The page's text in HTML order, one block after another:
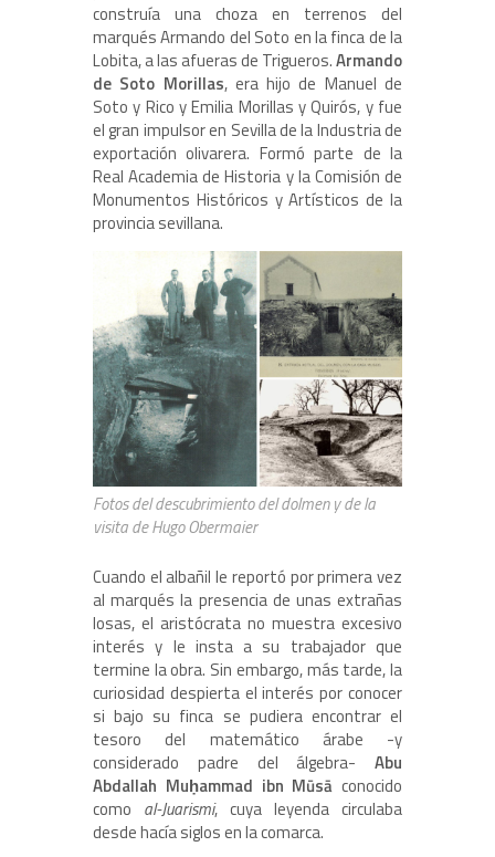
construía una choza en terrenos del
marqués Armando del Soto en la finca de la
Lobita, a las afueras de Trigueros.Armando
de Soto Morillas, era hijo de Manuel de
Soto y Rico y Emilia Morillas y Quirós, y fue
el gran impulsor en Sevilla de la Industria de
exportación olivarera. Formó parte de la
Real Academia de Historia y la Comisión de
Monumentos Históricos y Artísticos de la
provincia sevillana.
Fotos del descubrimiento del dolmen y de la
visita de Hugo Obermaier
Cuando el albañil le reportó por primera vez
al marqués la presencia de unas extrañas
losas, el aristócrata no muestra excesivo
interés y le insta a su trabajador que
termine la obra. Sin embargo, más tarde, la
curiosidad despierta el interés por conocer
si bajo su finca se pudiera encontrar el
tesoro del matemático árabe -y
considerado padre del álgebra- Abu
Abdallah Muḥammad ibn Mūsā conocido
como al-Juarismi, cuya leyenda circulaba
desde hacía siglos en la comarca.